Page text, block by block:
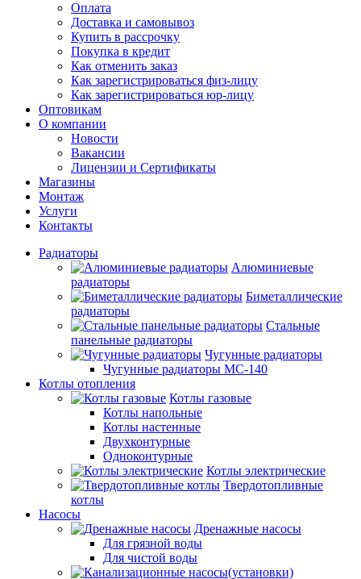
Оплата
Доставка и самовывоз
Купить в рассрочку
Покупка в кредит
Как отменить заказ
Как зарегистрироваться физ-лицу
Как зарегистрироваться юр-лицу
Оптовикам
О компании
Новости
Вакансии
Лицензии и Сертификаты
Магазины
Монтаж
Услуги
Контакты
Радиаторы
Алюминиевые
радиаторы
Биметаллические
радиаторы
Стальные
панельные радиаторы
Чугунные радиаторы
Чугунные радиаторы МС-140
Котлы отопления
Котлы газовые
Котлы напольные
Котлы настенные
Двухконтурные
Одноконтурные
Котлы электрические
Твердотопливные
котлы
Насосы
Дренажные насосы
Для грязной воды
Для чистой воды